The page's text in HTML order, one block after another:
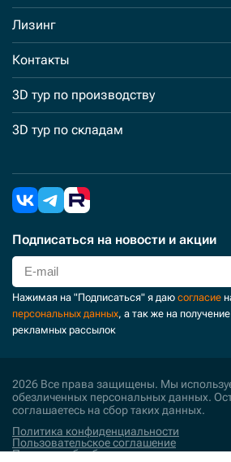
Лизинг
Контакты
3D тур по производству
3D тур по складам
Подписаться на новости и акции
Нажимая на "Подписаться" я даю согласие
персональных данных, а так же на
рекламных рассылок
2026 Все права защищены. Мы
обезличенных персональных данных.
соглашаетесь на сбор таких данных.
Политика конфиденциальности
Пользовательское соглашение
Политика обработки персональных